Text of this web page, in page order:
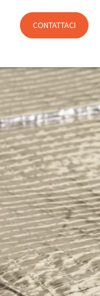
CONTATTACI